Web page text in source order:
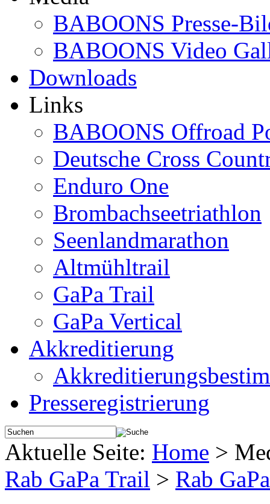
BABOONS Presse-
BABOONS Video
Downloads
Links
BABOONS Offroad
Deutsche Cross
Enduro One
Brombachseetriathlon
Seenlandmarathon
Altmühltrail
GaPa Trail
GaPa Vertical
Akkreditierung
Presseregistrierung
Aktuelle Seite: Home >
Rab GaPa Trail > Rab